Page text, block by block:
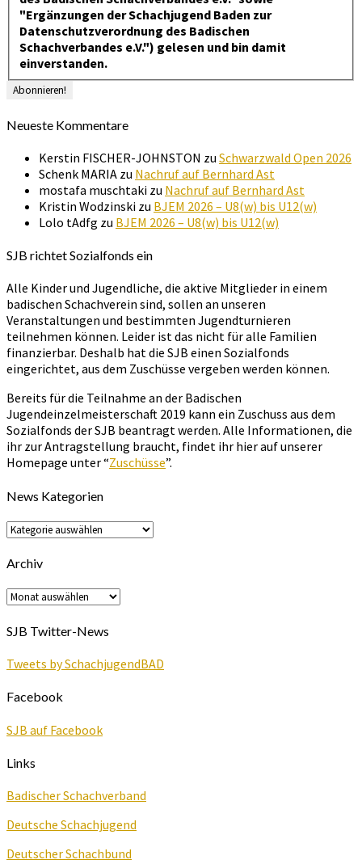
"Ergänzungen der Schachjugend Baden zur
Datenschutzverordnung des Badischen
Schachverbandes e.V.") gelesen und bin damit
einverstanden.
Neueste Kommentare
Kerstin FISCHER-JOHNSTON zu Schwarzwald Open 2026
Schenk MARIA zu Nachruf auf Bernhard Ast
mostafa muschtaki zu Nachruf auf Bernhard Ast
Kristin Wodzinski zu BJEM 2026 – U8(w) bis U12(w)
Lolo tAdfg zu BJEM 2026 – U8(w) bis U12(w)
SJB richtet Sozialfonds ein
Alle Kinder und Jugendliche, die aktive Mitglieder in einem
badischen Schachverein sind, sollen an unseren
Veranstaltungen und bestimmten Jugendturnieren
teilnehmen können. Leider ist das nicht für alle Familien
finanzierbar. Deshalb hat die SJB einen Sozialfonds
eingerichtet, aus dem Zuschüsse vergeben werden können.
Bereits für die Teilnahme an der Badischen
Jugendeinzelmeisterschaft 2019 kann ein Zuschuss aus dem
Sozialfonds der SJB beantragt werden. Alle Informationen, die
ihr zur Antragstellung braucht, findet ihr hier auf unserer
Homepage unter “Zuschüsse”.
News Kategorien
News
Kategorien
Archiv
Archiv
SJB Twitter-News
Tweets by SchachjugendBAD
Facebook
SJB auf Facebook
Links
Badischer Schachverband
Deutsche Schachjugend
Deutscher Schachbund